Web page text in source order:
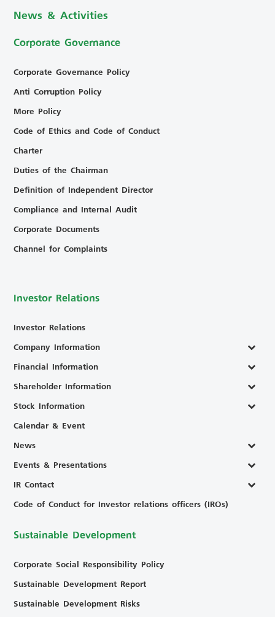
News & Activities
Corporate Governance
Corporate Governance Policy
Anti Corruption Policy
More Policy
Code of Ethics and Code of Conduct
Charter
Duties of the Chairman
Definition of Independent Director
Compliance and Internal Audit
Corporate Documents
Channel for Complaints
Investor Relations
Investor Relations
Company Information
Financial Information
Shareholder Information
Stock Information
Calendar & Event
News
Events & Presentations
IR Contact
Code of Conduct for Investor relations officers (IROs)
Sustainable Development
Corporate Social Responsibility Policy
Sustainable Development Report
Sustainable Development Risks